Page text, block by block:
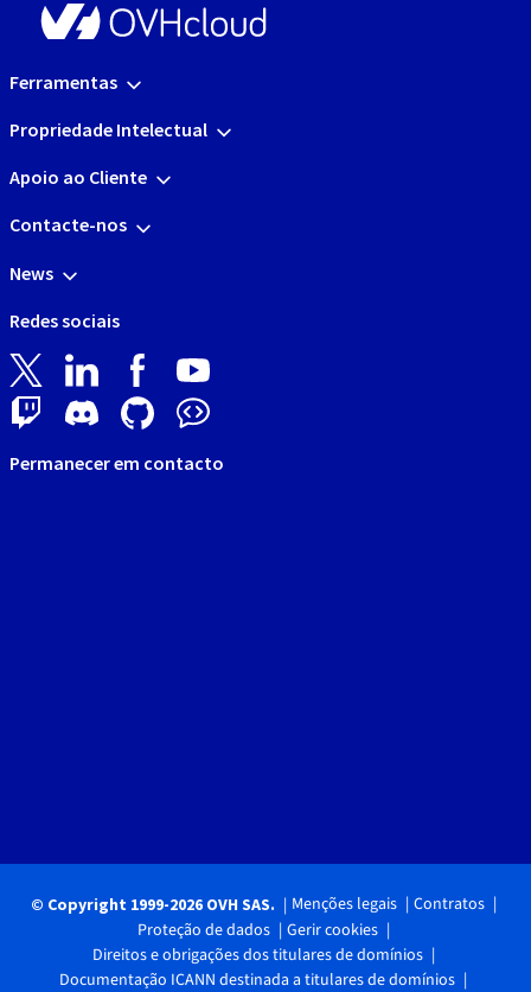
Ferramentas
Propriedade Intelectual
Apoio ao Cliente
Contacte-nos
News
Redes sociais
Permanecer em contacto
© Copyright 1999-2026 OVH SAS. Menções legais
Contratos
Proteção de dados
Gerir cookies
Direitos e obrigações dos titulares de domínios
Documentação ICANN destinada a titulares de domínios